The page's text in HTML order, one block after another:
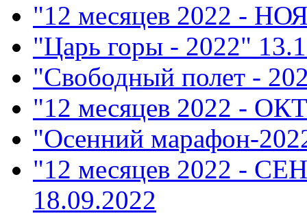
"12 месяцев 2022 -
"Царь горы - 2022"
"Свободный полет -
"12 месяцев 2022 -
"Осенний марафон-
"12 месяцев 2022 -
18.09.2022